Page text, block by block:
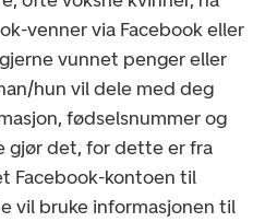
venner via Facebook eller
vunnet penger eller
hun vil dele med deg
fødselsnummer og
gjør det, for dette er fra
Facebook-kontoen til
vil bruke informasjonen til